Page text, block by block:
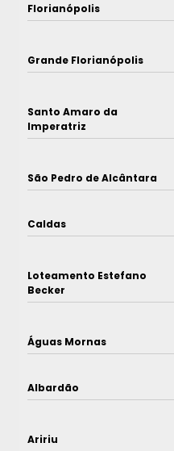
Florianópolis
Grande Florianópolis
Santo Amaro da
Imperatriz
São Pedro de Alcântara
Caldas
Loteamento Estefano
Becker
Águas Mornas
Albardão
Aririu